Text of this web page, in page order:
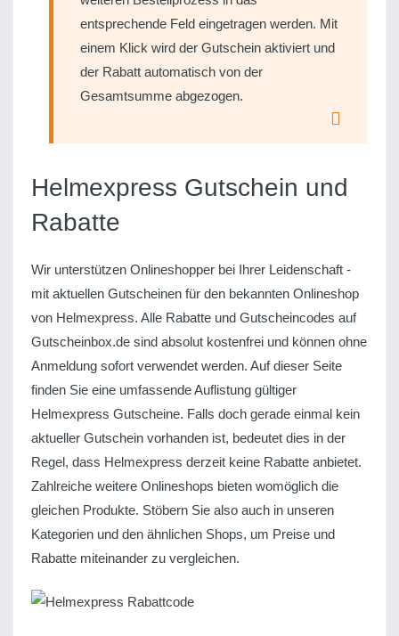
entsprechende Feld eingetragen werden. Mit
einem Klick wird der Gutschein aktiviert und
der Rabatt automatisch von der
Gesamtsumme abgezogen.
Helmexpress Gutschein und
Rabatte
Wir unterstützen Onlineshopper bei Ihrer Leidenschaft -
mit aktuellen Gutscheinen für den bekannten Onlineshop
von Helmexpress. Alle Rabatte und Gutscheincodes auf
Gutscheinbox.de sind absolut kostenfrei und können ohne
Anmeldung sofort verwendet werden. Auf dieser Seite
finden Sie eine umfassende Auflistung gültiger
Helmexpress Gutscheine. Falls doch gerade einmal kein
aktueller Gutschein vorhanden ist, bedeutet dies in der
Regel, dass Helmexpress derzeit keine Rabatte anbietet.
Zahlreiche weitere Onlineshops bieten womöglich die
gleichen Produkte. Stöbern Sie also auch in unseren
Kategorien und den ähnlichen Shops, um Preise und
Rabatte miteinander zu vergleichen.